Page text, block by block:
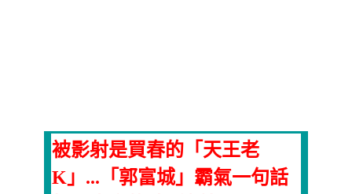
被影射是買春的「天王老
K」...「郭富城」霸氣一句話